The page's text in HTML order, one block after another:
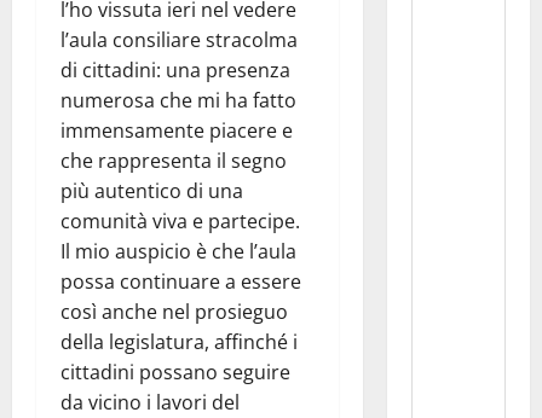
l’ho vissuta ieri nel vedere
l’aula consiliare stracolma
di cittadini: una presenza
numerosa che mi ha fatto
immensamente piacere e
che rappresenta il segno
più autentico di una
comunità viva e partecipe.
Il mio auspicio è che l’aula
possa continuare a essere
così anche nel prosieguo
della legislatura, affinché i
cittadini possano seguire
da vicino i lavori del